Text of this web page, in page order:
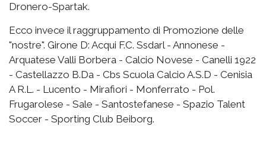
Dronero-Spartak.
Ecco invece il raggruppamento di Promozione delle
"nostre". Girone D: Acqui F.C. Ssdarl - Annonese -
Arquatese Valli Borbera - Calcio Novese - Canelli 1922
- Castellazzo B.Da - Cbs Scuola Calcio A.S.D - Cenisia
A R.L. - Lucento - Mirafiori - Monferrato - Pol.
Frugarolese - Sale - Santostefanese - Spazio Talent
Soccer - Sporting Club Beiborg.